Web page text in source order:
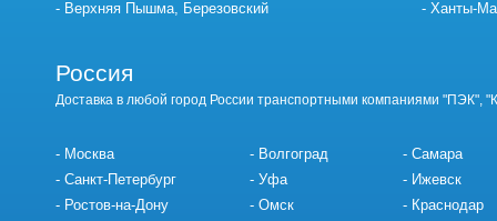
Верхняя Пышма, Березовский
Ханты-
Россия
Доставка в любой город России транспортными компаниями "ПЭК",
Москва
Санкт-Петербург
Ростов-на-Дону
Волгоград
Уфа
Омск
Самара
Ижевск
Краснодар